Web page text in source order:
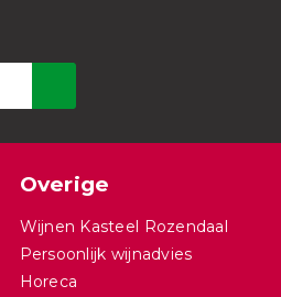
Overige
Wijnen Kasteel Rozendaal
Persoonlijk wijnadvies
Horeca